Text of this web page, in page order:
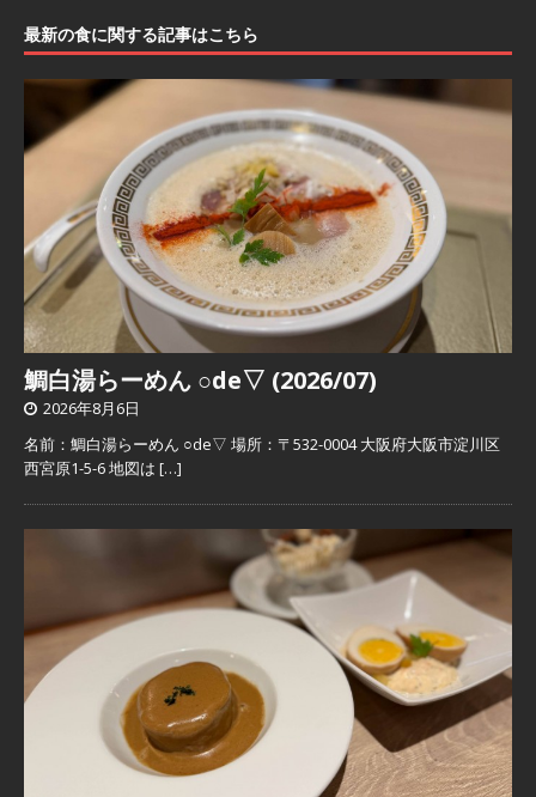
最新の食に関する記事はこちら
鯛白湯らーめん ○de▽ (2026/07)
2026年8月6日
名前：鯛白湯らーめん ○de▽ 場所：〒532-0004 大阪府大阪市淀川区
西宮原1-5-6 地図は […]